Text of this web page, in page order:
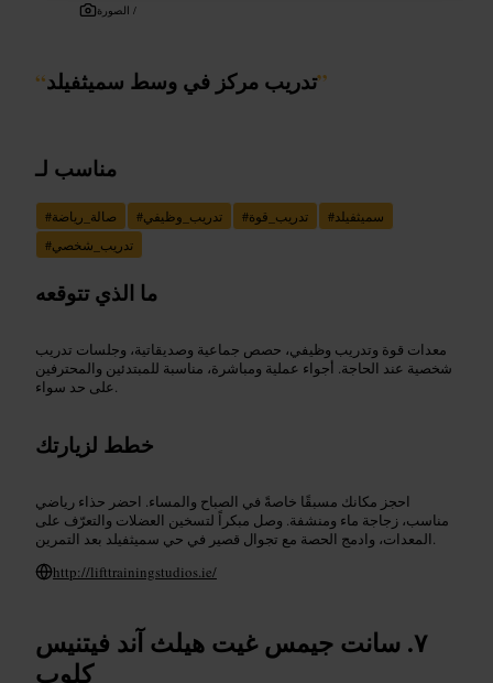
الصورة /
“تدريب مركز في وسط سميثفيلد”
مناسب لـ
#صالة_رياضة #تدريب_وظيفي #تدريب_قوة #سميثفيلد
#تدريب_شخصي
ما الذي تتوقعه
معدات قوة وتدريب وظيفي، حصص جماعية وصديقاتية، وجلسات تدريب
شخصية عند الحاجة. أجواء عملية ومباشرة، مناسبة للمبتدئين والمحترفين
على حد سواء.
خطط لزيارتك
احجز مكانك مسبقًا خاصةً في الصباح والمساء. احضر حذاء رياضي
مناسب، زجاجة ماء ومنشفة. وصل مبكراً لتسخين العضلات والتعرّف على
المعدات، وادمج الحصة مع تجوال قصير في حي سميثفيلد بعد التمرين.
http://lifttrainingstudios.ie/
سانت جيمس غيت هيلث آند فيتنيس
كلوب